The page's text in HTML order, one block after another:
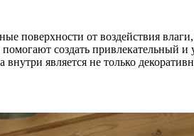
поверхности от воздействия
создать привлекательный
является не только